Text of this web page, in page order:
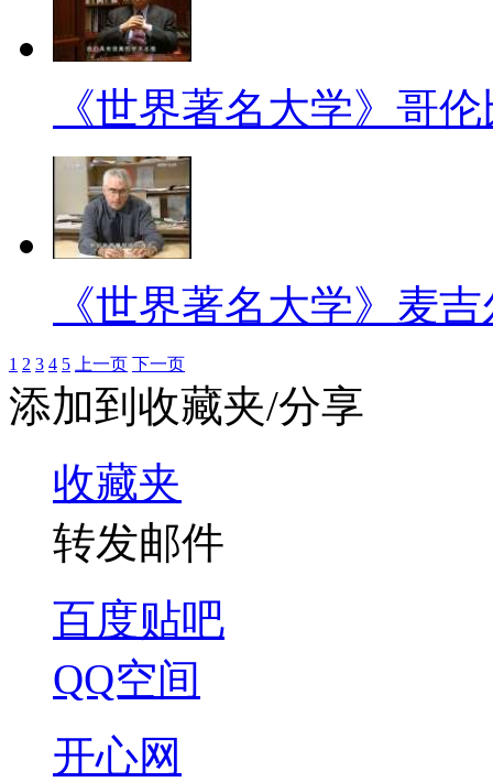
《世界著名大学》哥
《世界著名大学》麦
1 2 3 4 5 上一页 下一页
添加到收藏夹/分享
收藏夹
转发邮件
百度贴吧
QQ空间
开心网